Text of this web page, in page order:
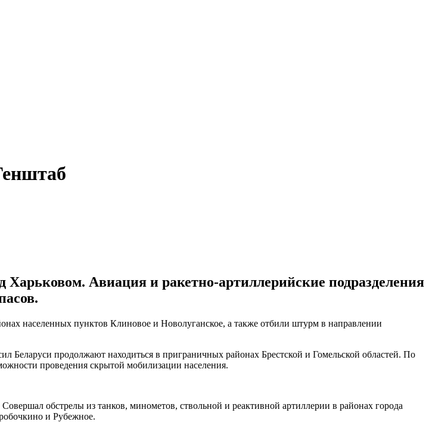
Авиация и ракетно-артиллерийские подразделения
населенных пунктов Клиновое и Новолуганское, а также отбили штурм в направлении
Беларуси продолжают находиться в приграничных районах Брестской и Гомельской областей. По
проведения скрытой мобилизации населения.
обстрелы из танков, минометов, ствольной и реактивной артиллерии в районах города
и Рубежное.